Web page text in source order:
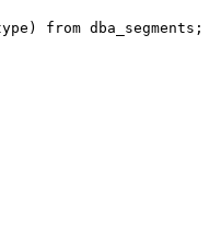
from dba_segments;